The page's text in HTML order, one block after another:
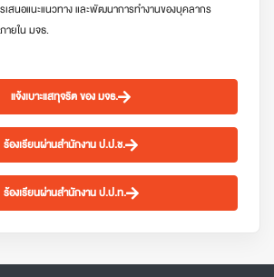
เสนอแนะแนวทาง และพัฒนาการทำงานของบุคลากร
ยใน มจธ.
แจ้งเบาะแสทุจริต ของ มจธ.
ร้องเรียนผ่านสำนักงาน ป.ป.ช.
ร้องเรียนผ่านสำนักงาน ป.ป.ท.